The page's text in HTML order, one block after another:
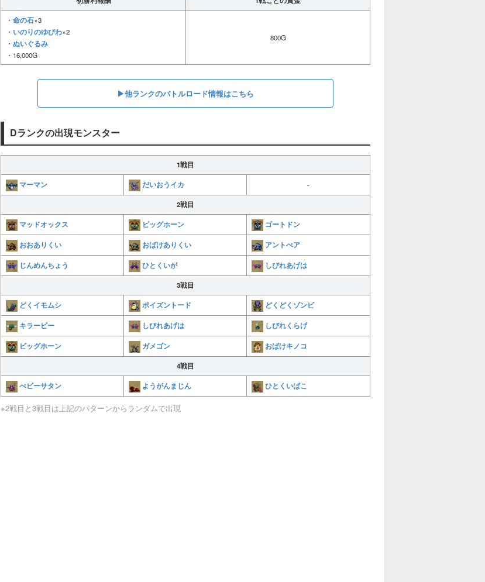
・ 命の石×3
・ いのりのゆびわ×2
・ ぬいぐるみ
・16,000G
800G
▶︎他ランクのバトルロード情報はこちら
Dランクの出現モンスター
1戦目
マーマン だいおうイカ -
2戦目
マッドオックス ビッグホーン
ゴートドン
おおありくい
おばけありくい
アントべア
じんめんちょう
ひとくいが しびれあげは
3戦目
どくイモムシ ポイズントード
どくどくゾンビ
キラービー
しびれあげは
しびれくらげ
ビッグホーン
ガメゴン おばけキノコ
4戦目
べビーサタン ようがんまじん ひとくいばこ
※2戦目と3戦目は上記のパターンからランダムで出現